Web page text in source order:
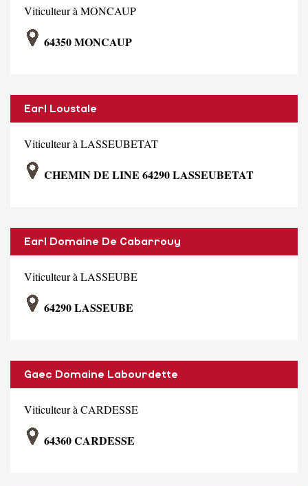
Viticulteur à MONCAUP
64350 MONCAUP
Earl Loustale
Viticulteur à LASSEUBETAT
CHEMIN DE LINE 64290 LASSEUBETAT
Earl Domaine De Cabarrouy
Viticulteur à LASSEUBE
64290 LASSEUBE
Gaec Domaine Labourdette
Viticulteur à CARDESSE
64360 CARDESSE